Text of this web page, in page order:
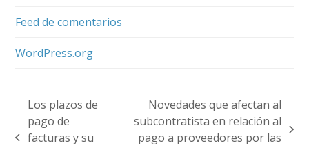
Feed de comentarios
WordPress.org
previous
Los plazos de
pago de
facturas y su
next
Novedades que afectan al
subcontratista en relación al
pago a proveedores por las